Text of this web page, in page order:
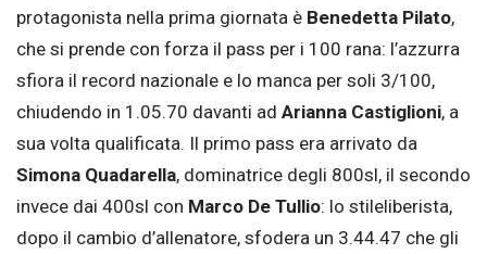
protagonista nella prima giornata è Benedetta Pilato,
che si prende con forza il pass per i 100 rana: l’azzurra
sfiora il record nazionale e lo manca per soli 3/100,
chiudendo in 1.05.70 davanti ad Arianna Castiglioni, a
sua volta qualificata. Il primo pass era arrivato da
Simona Quadarella, dominatrice degli 800sl, il secondo
invece dai 400sl con Marco De Tullio: lo stileliberista,
dopo il cambio d’allenatore, sfodera un 3.44.47 che gli